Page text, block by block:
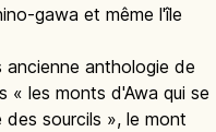
gawa et même l'île
ancienne anthologie de
« les monts d'Awa qui se
sourcils », le mont